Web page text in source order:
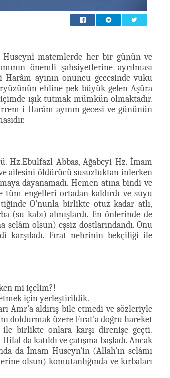
matemlerde her bir günün ve
önemli şahsiyetlerine ayrılması
ayının onuncu gecesinde vuku
ehline pek büyük gelen Aşûra
ışık tutmak mümkün olmaktadır.
i Harâm ayının gecesi ve gününün
Hz.Ebulfazl Abbas, Ağabeyi Hz. İmam
ailesini öldürücü susuzluktan inlerken
dayanamadı. Hemen atına bindi ve
tüm engelleri ortadan kaldırdı ve suyu
O’nunla birlikte otuz kadar atlı,
(su kabı) almışlardı. En önlerinde de
olsun) eşsiz dostlarındandı. Onu
karşıladı. Fırat nehrinin bekçiliği ile
mi içelim?!
için yerleştirildik.
Amr’a aldırış bile etmedi ve sözleriyle
doldurmak üzere Fırat’a doğru hareket
birlikte onlara karşı direnişe geçti.
da katıldı ve çatışma başladı. Ancak
da İmam Huseyn’in (Allah'ın selâmı
olsun) komutanlığında ve kırbaları